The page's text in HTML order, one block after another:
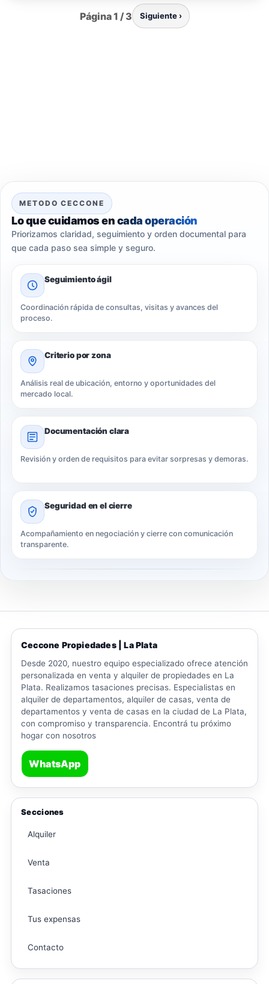
Página 1 / 3 Siguiente ›
METODO CECCONE
Lo que cuidamos encada operación
Priorizamos claridad, seguimiento y orden documental para
que cada paso sea simple y seguro.
Seguimiento ágil
Coordinación rápida de consultas, visitas y avances del
proceso.
Criterio por zona
Análisis real de ubicación, entorno y oportunidades del
mercado local.
Documentación clara
Revisión y orden de requisitos para evitar sorpresas y demoras.
Seguridad en el cierre
Acompañamiento en negociación y cierre con comunicación
transparente.
Ceccone Propiedades | La Plata
Desde 2020, nuestro equipo especializado ofrece atención
personalizada en venta y alquiler de propiedades en La
Plata. Realizamos tasaciones precisas. Especialistas en
alquiler de departamentos, alquiler de casas, venta de
departamentos y venta de casas en la ciudad de La Plata,
con compromiso y transparencia. Encontrá tu próximo
hogar con nosotros
WhatsApp
Secciones
Alquiler
Venta
Tasaciones
Tus expensas
Contacto